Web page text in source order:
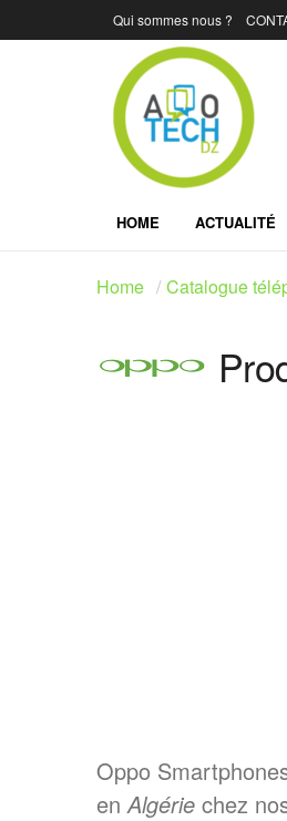
Qui sommes nous ?
HOME ACTUALITÉ
Home Catalogue
Oppo
enAlgérie chez